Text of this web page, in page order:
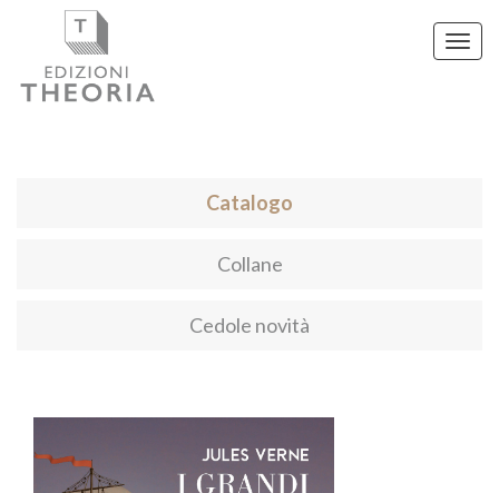
Catalogo
Collane
Cedole novità